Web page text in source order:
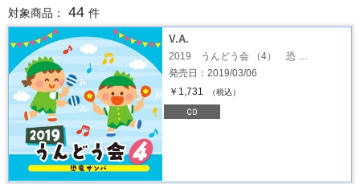
対象商品： 44 件
V.A.
2019 うんどう会 （4） 恐 …
発売日：2019/03/06
￥1,731
（税込）